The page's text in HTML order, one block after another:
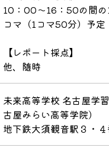
10：00～16：50の間
コマ（1コマ50分）予定
【レポート採点】
他、随時
未来高等学校 名古屋学
古屋みらい高等学院）
地下鉄大須観音駅３・